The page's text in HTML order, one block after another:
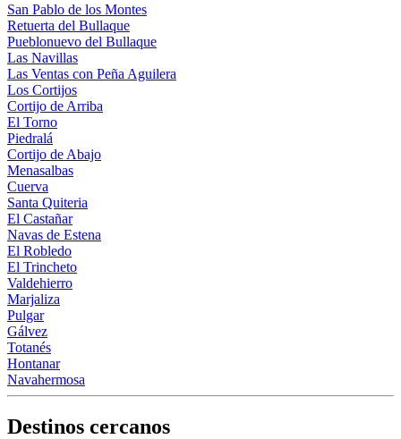
San Pablo de los Montes
Retuerta del Bullaque
Pueblonuevo del Bullaque
Las Navillas
Las Ventas con Peña Aguilera
Los Cortijos
Cortijo de Arriba
El Torno
Piedralá
Cortijo de Abajo
Menasalbas
Cuerva
Santa Quiteria
El Castañar
Navas de Estena
El Robledo
El Trincheto
Valdehierro
Marjaliza
Pulgar
Gálvez
Totanés
Hontanar
Navahermosa
Destinos cercanos